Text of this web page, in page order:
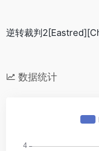
逆转裁判
数据统计